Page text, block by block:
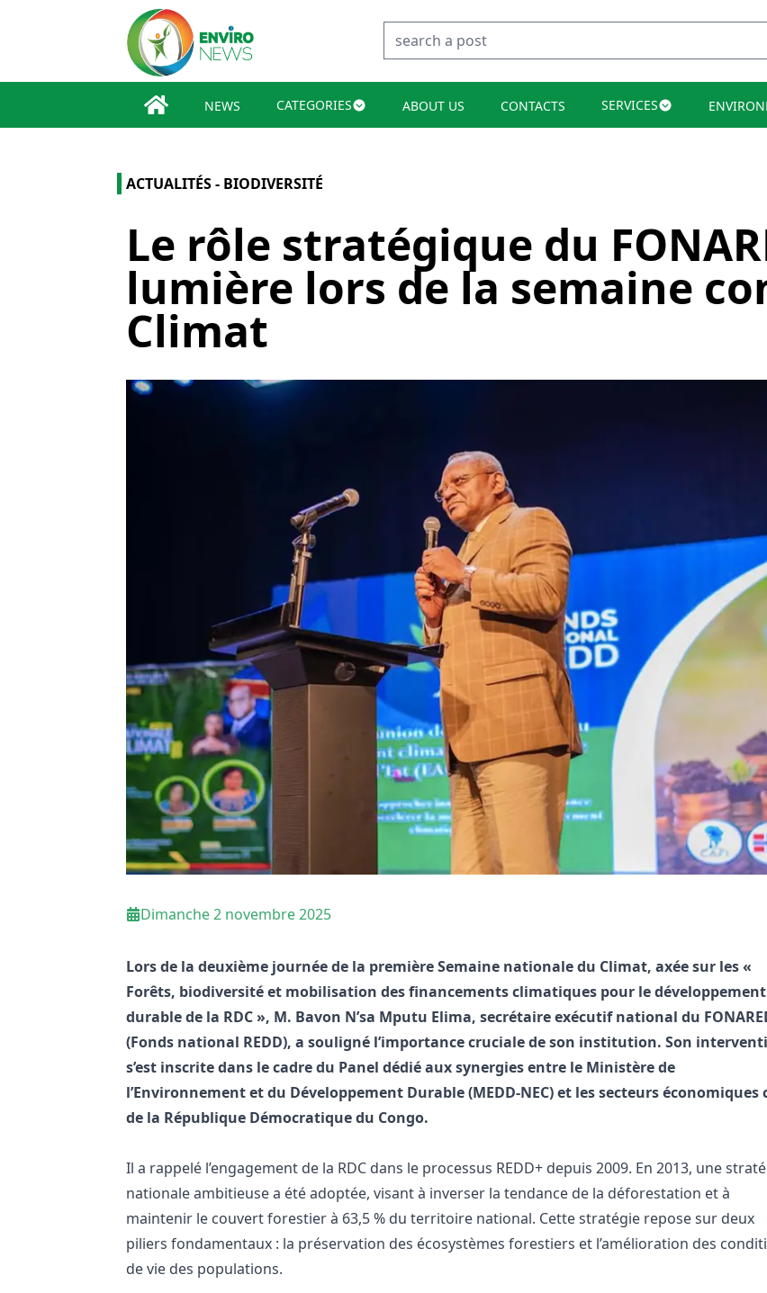
NEWS CATEGORIES ABOUT US CONTACTS SERVICES
ACTUALITÉS - BIODIVERSITÉ
Le rôle stratégique du
lumière lors de la semaine
Climat
Dimanche 2 novembre 2025
Lors de la deuxième journée de la première Semaine nationale du Climat, axée sur les «
Forêts, biodiversité et mobilisation des financements climatiques pour le développement
durable de la RDC », M. Bavon N’sa Mputu Elima, secrétaire exécutif national du
(Fonds national REDD), a souligné l’importance cruciale de son institution. Son
s’est inscrite dans le cadre du Panel dédié aux synergies entre le Ministère de
l’Environnement et du Développement Durable (MEDD-NEC) et les secteurs économiques
de la République Démocratique du Congo.
Il a rappelé l’engagement de la RDC dans le processus REDD+ depuis 2009. En 2013, une
nationale ambitieuse a été adoptée, visant à inverser la tendance de la déforestation et à
maintenir le couvert forestier à 63,5 % du territoire national. Cette stratégie repose sur deux
piliers fondamentaux : la préservation des écosystèmes forestiers et l’amélioration des
de vie des populations.